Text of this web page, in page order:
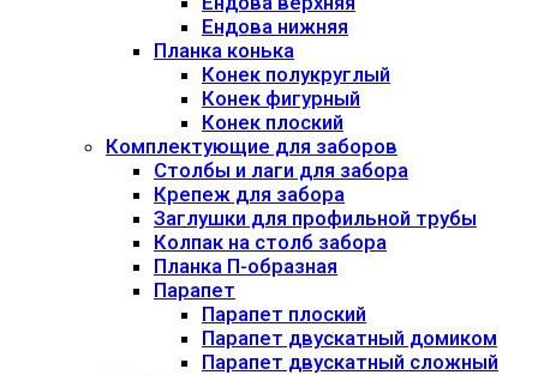
Ендова нижняя
Планка конька
Конек полукруглый
Конек фигурный
Конек плоский
Комплектующие для заборов
Столбы и лаги для забора
Крепеж для забора
Заглушки для профильной трубы
Колпак на столб забора
Планка П-образная
Парапет
Парапет плоский
Парапет двускатный домиком
Парапет двускатный сложный